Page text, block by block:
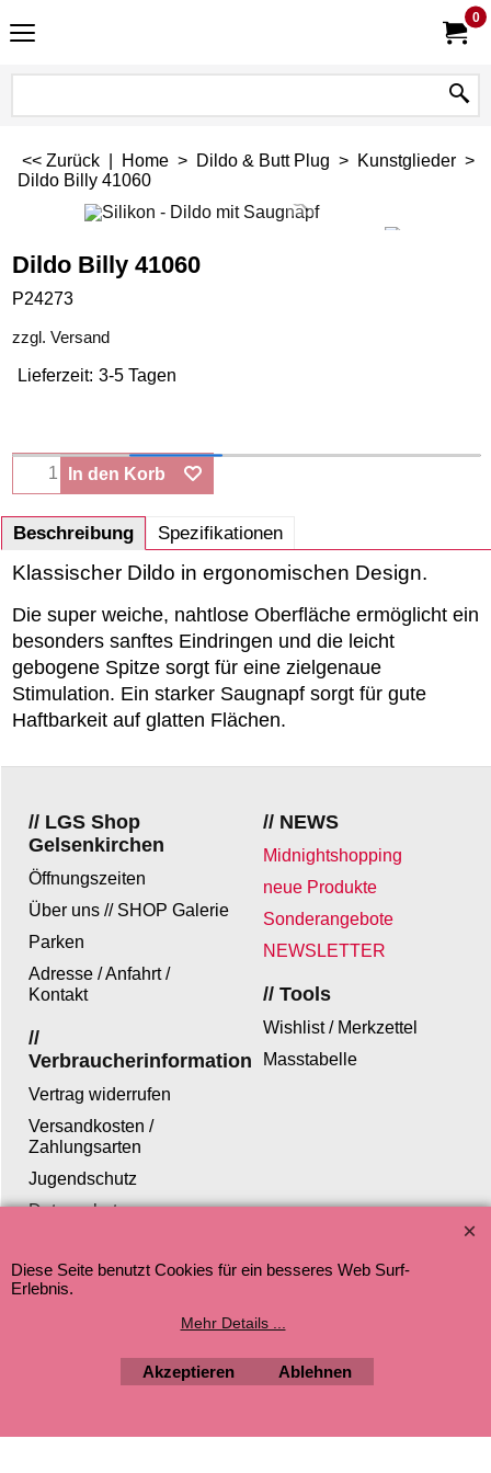
0
<< Zurück Home > Dildo & Butt Plug > Kunstglieder >
Dildo Billy 41060
Dildo Billy 41060
P24273
zzgl. Versand
Lieferzeit: 3-5 Tagen
In den Korb
Beschreibung Spezifikationen
Klassischer Dildo in ergonomischen Design.
Die super weiche, nahtlose Oberfläche ermöglicht ein
besonders sanftes Eindringen und die leicht
gebogene Spitze sorgt für eine zielgenaue
Stimulation. Ein starker Saugnapf sorgt für gute
Haftbarkeit auf glatten Flächen.
// NEWS
Midnightshopping
neue Produkte
Sonderangebote
NEWSLETTER
// LGS Shop
Gelsenkirchen
Öffnungszeiten
Über uns // SHOP Galerie
Parken
Adresse / Anfahrt /
Kontakt
// Tools
Wishlist / Merkzettel
Masstabelle
//
Verbraucherinformation
Vertrag widerrufen
Versandkosten /
Zahlungsarten
Jugendschutz
Datenschutz
WebShop erstellt mit ShopFactory Shop Software.
Diese Seite benutzt Cookies für ein besseres Web Surf-
Erlebnis.
Mehr Details ...
Akzeptieren Ablehnen